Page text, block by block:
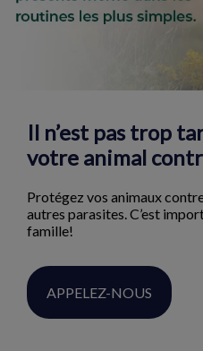
Il n’est pas trop
votre animal
Protégez vos animaux
autres parasites. C’est
famille!
APPELEZ-NOUS